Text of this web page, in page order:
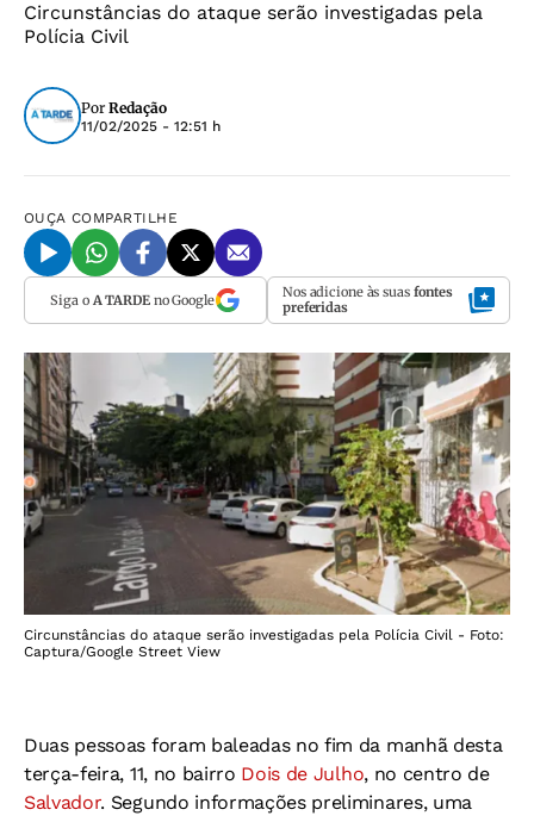
Circunstâncias do ataque serão investigadas pela
Polícia Civil
Por Redação
11/02/2025 - 12:51 h
OUÇA COMPARTILHE
Siga o A TARDEno Google Nos adicione às suas fontes
preferidas
Circunstâncias do ataque serão investigadas pela Polícia Civil - Foto:
Captura/Google Street View
Duas pessoas foram baleadas no fim da manhã desta
terça-feira, 11, no bairro Dois de Julho, no centro de
Salvador. Segundo informações preliminares, uma